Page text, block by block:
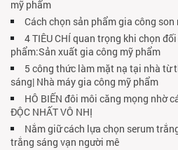
mỹ phẩm
Cách chọn sản phẩm gia công
4 TIÊU CHÍ quan trọng khi chọn
phẩm:Sản xuất gia công mỹ phẩm
5 công thức làm mặt nạ tại nhà từ
sáng| Nhà máy gia công mỹ phẩm
HÔ BIẾN đôi môi căng mọng nhờ
ĐỘC NHẤT VÔ NHỊ
Nắm giữ cách lựa chọn serum
trắng sáng vạn người mê